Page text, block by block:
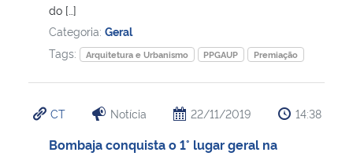
do […]
Categoria: Geral
Tags:
Arquitetura e Urbanismo PPGAUP Premiação
CT Notícia 22/11/2019 14:38
Bombaja conquista o 1° lugar geral na